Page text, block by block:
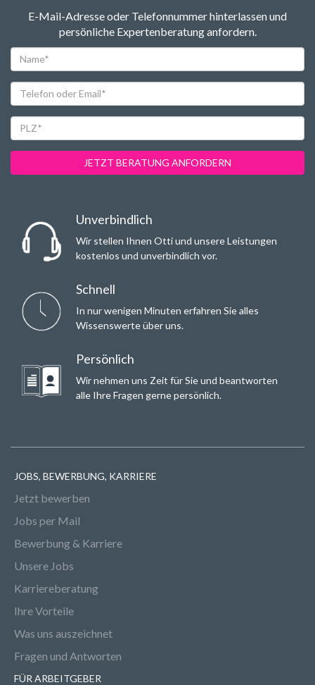
E-Mail-Adresse oder Telefonnummer hinterlassen und
persönliche Expertenberatung anfordern.
oder
Email*
JETZT BERATUNG ANFORDERN
Unverbindlich
Wir stellen Ihnen Otti und unsere Leistungen
kostenlos und unverbindlich vor.
Schnell
In nur wenigen Minuten erfahren Sie alles
Wissenswerte über uns.
Persönlich
Wir nehmen uns Zeit für Sie und beantworten
alle Ihre Fragen gerne persönlich.
JOBS, BEWERBUNG, KARRIERE
Jetzt bewerben
Jobs per Mail
Bewerbung & Karriere
Unsere Jobs
Karriereberatung
Ihre Vorteile
Was uns auszeichnet
Fragen und Antworten
FÜR ARBEITGEBER